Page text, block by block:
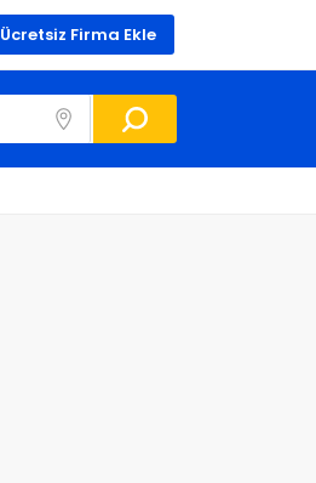
Ücretsiz Firma Ekle